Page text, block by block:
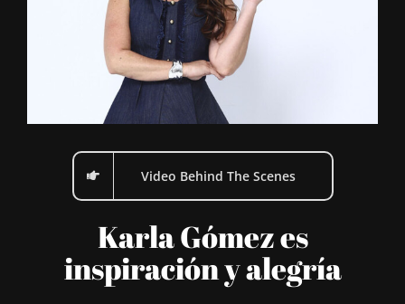
Video Behind The Scenes
Karla Gómez es
inspiración y alegría